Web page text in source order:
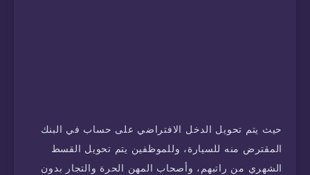
حيث يتم تحويل الدخل الافتراضي على حساب في البنك
المقترض منه للسيارة، وللموظفين يتم تحويل القسط
الشهري من راتبهم، وأصحاب المهن الحرة والتجار بدون